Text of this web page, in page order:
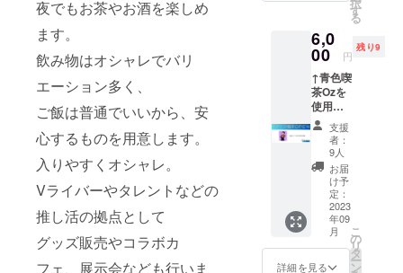
夜でもお茶やお酒を楽しめ
ます。
飲み物はオシャレでバリ
エーション多く、
ご飯は普通でいいから、安
心するものを用意します。
入りやすくオシャレ。
Vライバーやタレントなどの
推し活の拠点として
グッズ販売やコラボカ
フェ、展示会なども行いま
いたし
オンラ
インオ
フライ
ン問わ
ず。 ス
トー
リープ
レイン
グなど
も含
む。 ※
所要時
間の目
安は8時
間程
度。 日
時調整
のご紹
稿まで
を行い
ます。
データ
納品で
すので
オンラ
インも
可能。
メイン
ビジュ
アルや
イラス
トが 必
要な場
合は別
途ご用
す
る
6,0
00 円
残り9
↑青色喫
茶Ozを
使用し
て1日限
定で 支
援者貸
切でス
ナック
悦子を
OPEN
しま
す！
えっ
ちゃん
支援
者：
9人
お届
け予
定：
2023
年09
月
詳細を見る
こ
の
リ
タ
ー
ン